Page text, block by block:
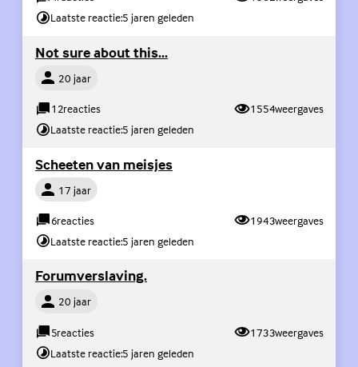
Laatste reactie:5 jaren geleden
Not sure about this...
Persoon20 jaar
12reacties 1554weergaves
Laatste reactie:5 jaren geleden
Scheeten van meisjes
Persoon17 jaar
6reacties 1943weergaves
Laatste reactie:5 jaren geleden
Forumverslaving.
Persoon20 jaar
5reacties 1733weergaves
Laatste reactie:5 jaren geleden